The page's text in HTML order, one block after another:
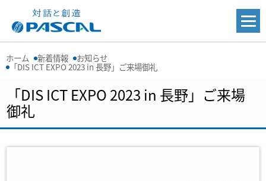
ホーム 新着情報 お知らせ
「DIS ICT EXPO 2023 in 長野」ご来場御礼
「DIS ICT EXPO 2023 in 長野」ご来場
御礼